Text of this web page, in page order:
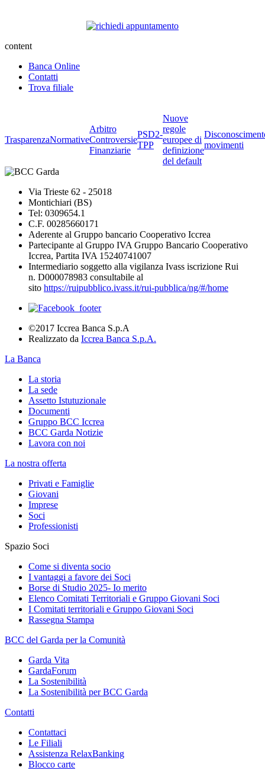
content
Banca Online
Contatti
Trova filiale
TrasparenzaNormative
Arbitro
Controversie
Finanziarie
PSD2-
TPP
Nuove
regole
europee di
definizione
del default
movimenti
Via Trieste 62 - 25018
Montichiari (BS)
Tel: 0309654.1
C.F. 00285660171
Aderente al Gruppo bancario Cooperativo Iccrea
Partecipante al Gruppo IVA Gruppo Bancario Cooperativo
Iccrea, Partita IVA 15240741007
Intermediario soggetto alla vigilanza Ivass iscrizione Rui
n. D000078983 consultabile al
sito https://ruipubblico.ivass.it/rui-pubblica/ng/#/home
©2017 Iccrea Banca S.p.A
Realizzato da Iccrea Banca S.p.A.
La Banca
La storia
La sede
Assetto Istutuzionale
Documenti
Gruppo BCC Iccrea
BCC Garda Notizie
Lavora con noi
La nostra offerta
Privati e Famiglie
Giovani
Imprese
Soci
Professionisti
Spazio Soci
Come si diventa socio
I vantaggi a favore dei Soci
Borse di Studio 2025- Io merito
Elenco Comitati Territoriali e Gruppo Giovani Soci
I Comitati territoriali e Gruppo Giovani Soci
Rassegna Stampa
BCC del Garda per la Comunità
Garda Vita
GardaForum
La Sostenibilità
La Sostenibilità per BCC Garda
Contatti
Contattaci
Le Filiali
Assistenza RelaxBanking
Blocco carte